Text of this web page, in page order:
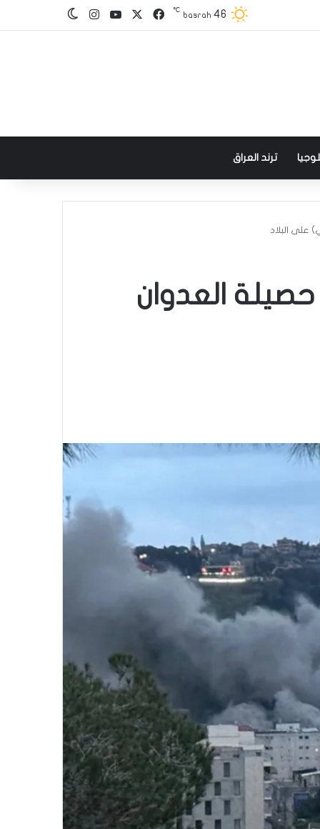
basrah 46
℃ فيسبوك‫YouTube
انستقرامالوضع المظلم
ترند العراق
2869 شهيدًا و8730 جريحًا حصيلة العدوان